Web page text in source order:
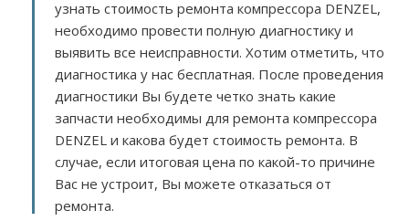
узнать стоимость ремонта компрессора DENZEL,
необходимо провести полную диагностику и
выявить все неисправности. Хотим отметить, что
диагностика у нас бесплатная. После проведения
диагностики Вы будете четко знать какие
запчасти необходимы для ремонта компрессора
DENZEL и какова будет стоимость ремонта. В
случае, если итоговая цена по какой-то причине
Вас не устроит, Вы можете отказаться от
ремонта.